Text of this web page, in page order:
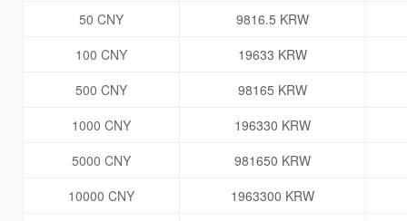
50 CNY
9816.5 KRW
100 CNY
19633 KRW
500 CNY
98165 KRW
1000 CNY
196330 KRW
5000 CNY
981650 KRW
10000 CNY
1963300 KRW